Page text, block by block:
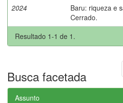
2024
Baru: riqueza e
Cerrado.
Resultado 1-1 de 1.
Busca facetada
Assunto